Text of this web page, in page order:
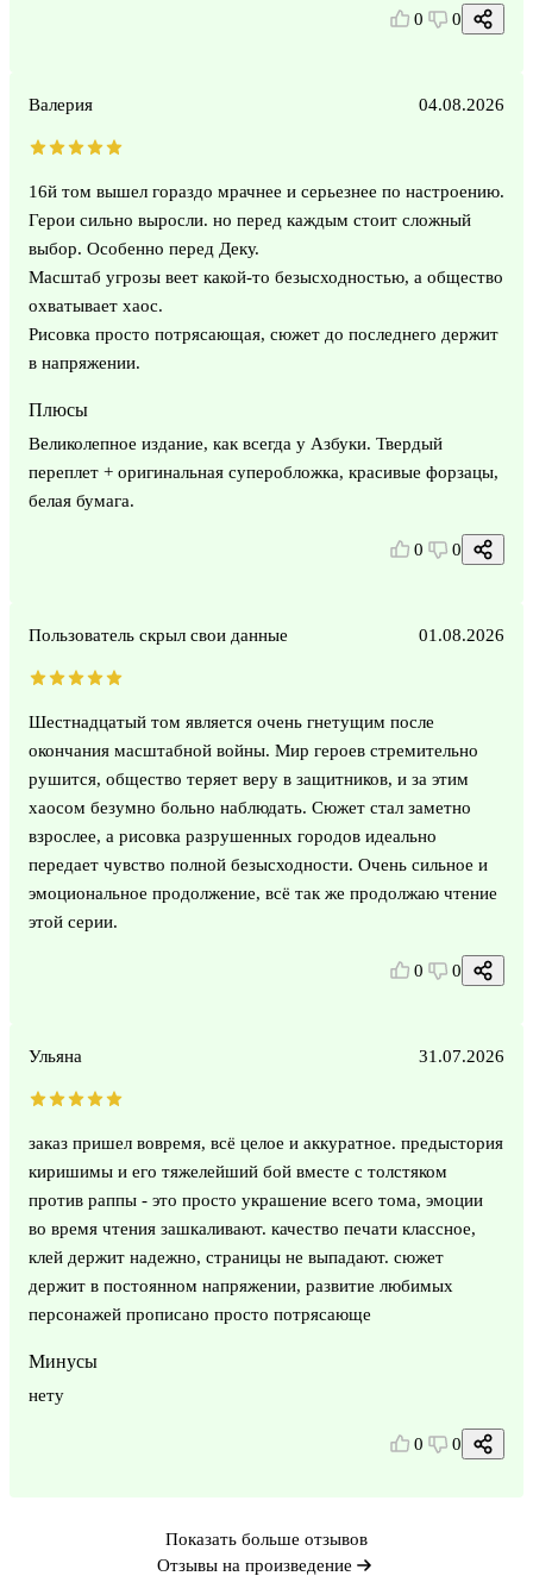
0 0
Валерия 04.08.2026
16й том вышел гораздо мрачнее и серьезнее по настроению.
Герои сильно выросли. но перед каждым стоит сложный
выбор. Особенно перед Деку.
Масштаб угрозы веет какой-то безысходностью, а общество
охватывает хаос.
Рисовка просто потрясающая, сюжет до последнего держит
в напряжении.
Плюсы
Великолепное издание, как всегда у Азбуки. Твердый
переплет + оригинальная суперобложка, красивые форзацы,
белая бумага.
0 0
Пользователь скрыл свои данные 01.08.2026
Шестнадцатый том является очень гнетущим после
окончания масштабной войны. Мир героев стремительно
рушится, общество теряет веру в защитников, и за этим
хаосом безумно больно наблюдать. Сюжет стал заметно
взрослее, а рисовка разрушенных городов идеально
передает чувство полной безысходности. Очень сильное и
эмоциональное продолжение, всё так же продолжаю чтение
этой серии.
0 0
Ульяна 31.07.2026
заказ пришел вовремя, всё целое и аккуратное. предыстория
киришимы и его тяжелейший бой вместе с толстяком
против раппы - это просто украшение всего тома, эмоции
во время чтения зашкаливают. качество печати классное,
клей держит надежно, страницы не выпадают. сюжет
держит в постоянном напряжении, развитие любимых
персонажей прописано просто потрясающе
Минусы
нету
0 0
Показать больше отзывов
Отзывы на произведение